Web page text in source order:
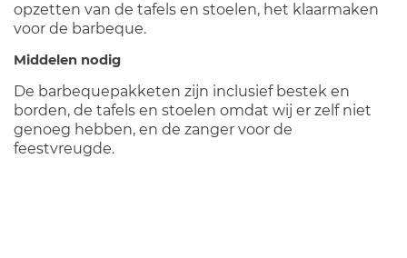
opzetten van de tafels en stoelen, het klaarmaken
voor de barbeque.
Middelen nodig
De barbequepakketen zijn inclusief bestek en
borden, de tafels en stoelen omdat wij er zelf niet
genoeg hebben, en de zanger voor de
feestvreugde.